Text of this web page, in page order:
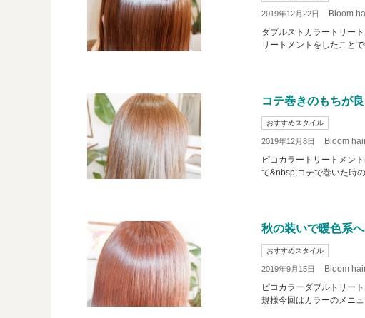
2019年12月22日 Bloom
ダブルストカラートリー
リートメントをしたこと
コテ巻きのもちが
おすすめスタイル
2019年12月8日 Bloom
ピコカラートリートメン
て&nbsp;コテで巻いた時
秋の装いで暖色系へ
おすすめスタイル
2019年9月15日 Bloom
ピコカラーダブルトリー
規様今回はカラーのメニ